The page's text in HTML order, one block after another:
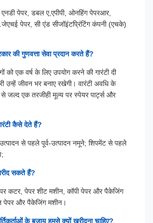
पेपर, डबल ए,एपीपी, ओनहिंग पेपरआर,
पेपर, सी एंड सीजॉइंटप्रिंटिंग कंपनी (एचके)
की गुणवत्ता सेवा प्रदान करते हैं?
को एक वर्ष के लिए उपयोग करने की गारंटी दी
उन्हें जीवन भर बनाए रखेगी। वारंटी अवधि के
से जल्द एक तरजीही मूल्य पर स्पेयर पार्ट्स और
कैसे देते हैं?
से पहले पूर्व-उत्पादन नमूने; शिपमेंट से पहले
सकते हैं?
कटर, पेपर शीट मशीन, कॉपी पेपर और पैकेजिंग
पेपर और पैकेजिंग मशीन।
के बजाय हमसे क्यों खरीदना चाहिए?